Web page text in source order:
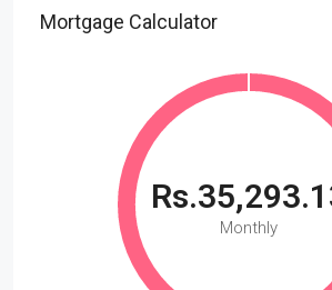
Mortgage Calculator
Monthly